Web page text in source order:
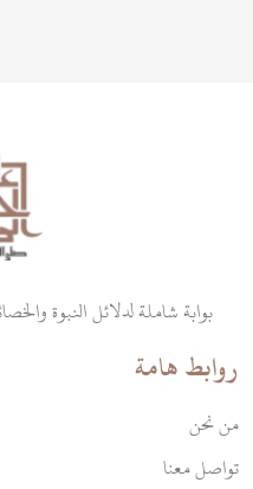
بوابة شاملة لدلائل النبوة
روابط هامة
من نحن
تواصل معنا